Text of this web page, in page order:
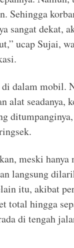
Sehingga
sangat dekat,
ucap Sujai,
dalam mobil.
alat seadanya,
ditumpanginya,
meski
langsung
itu, akibat
total hingga
di tengah